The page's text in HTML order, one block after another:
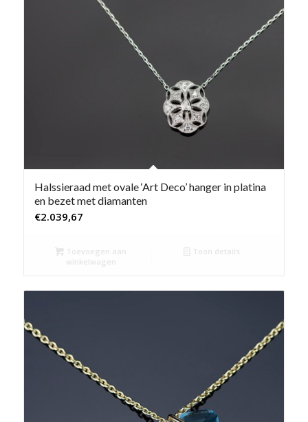
Halssieraad met ovale ‘Art Deco’ hanger in platina
en bezet met diamanten
€2.039,67
Toevoegen aan
winkelwagen
Toon details